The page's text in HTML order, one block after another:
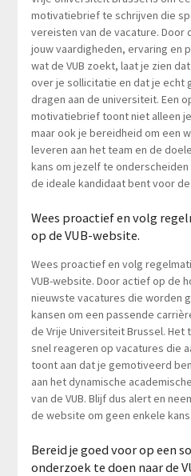
motivatiebrief te schrijven die
vereisten van de vacature. Door
jouw vaardigheden, ervaring en
wat de VUB zoekt, laat je zien
over je sollicitatie en dat je echt
dragen aan de universiteit. Een
motivatiebrief toont niet alleen
maar ook je bereidheid om een
leveren aan het team en de
kans om jezelf te
de ideale kandidaat bent voor
Wees proactief en volg
op de VUB-website.
Wees proactief en volg
VUB-website. Door actief op de
nieuwste vacatures die worden
kansen om een passende
de Vrije Universiteit Brussel. Het
snel reageren op vacatures die
toont aan dat je gemotiveerd
aan het dynamische
van de VUB. Blijf dus alert en
de website om geen enkele
Bereid je goed voor op een
onderzoek te doen naar de